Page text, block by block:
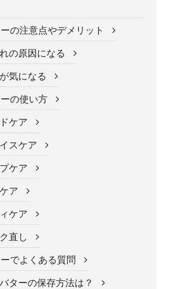
の注意点やデメリット
原因になる
気になる
の使い方
ケア
スケア
ケア
ア
ケア
直し
でよくある質問
ーの保存方法は？